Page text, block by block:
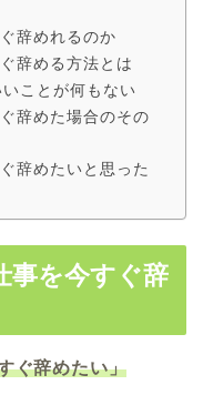
辞めれるのか
辞める方法とは
ことが何もない
辞めた場合のその
辞めたいと思った
事を今すぐ辞
ぐ辞めたい」